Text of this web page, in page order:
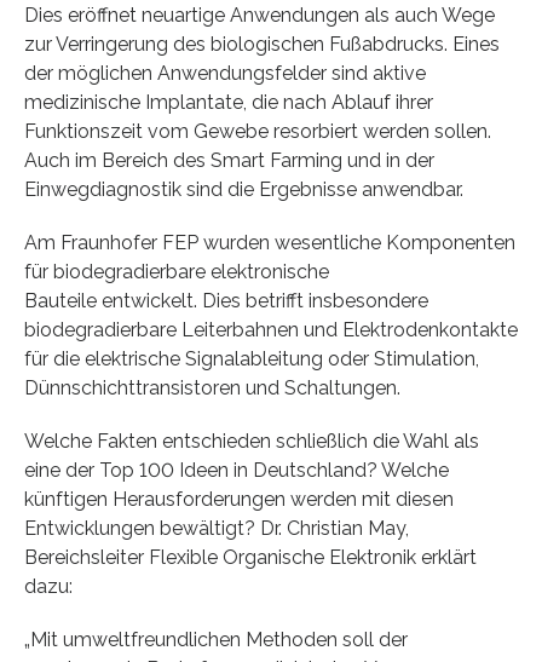
Dies eröffnet neuartige Anwendungen als auch Wege
zur Verringerung des biologischen Fußabdrucks. Eines
der möglichen Anwendungsfelder sind aktive
medizinische Implantate, die nach Ablauf ihrer
Funktionszeit vom Gewebe resorbiert werden sollen.
Auch im Bereich des Smart Farming und in der
Einwegdiagnostik sind die Ergebnisse anwendbar.
Am Fraunhofer FEP wurden wesentliche Komponenten
für biodegradierbare elektronische
Bauteile entwickelt. Dies betrifft insbesondere
biodegradierbare Leiterbahnen und Elektrodenkontakte
für die elektrische Signalableitung oder Stimulation,
Dünnschichttransistoren und Schaltungen.
Welche Fakten entschieden schließlich die Wahl als
eine der Top 100 Ideen in Deutschland? Welche
künftigen Herausforderungen werden mit diesen
Entwicklungen bewältigt? Dr. Christian May,
Bereichsleiter Flexible Organische Elektronik erklärt
dazu:
„Mit umweltfreundlichen Methoden soll der